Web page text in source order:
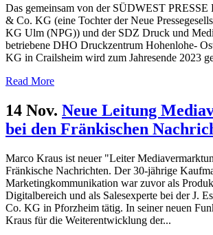
Das gemeinsam von der SÜDWEST PRESSE
& Co. KG (eine Tochter der Neue
KG Ulm (NPG)) und der SDZ Druck und
betriebene DHO Druckzentrum Hohenlohe-
KG in Crailsheim wird zum Jahresende 2023
Read More
14 Nov. Neue Leitung
bei den Fränkischen
Marco Kraus ist neuer "Leiter
Fränkische Nachrichten. Der 30-jährige
Marketingkommunikation war zuvor als
Digitalbereich und als Salesexperte bei der J.
Co. KG in Pforzheim tätig. In seiner neuen
Kraus für die Weiterentwicklung der...